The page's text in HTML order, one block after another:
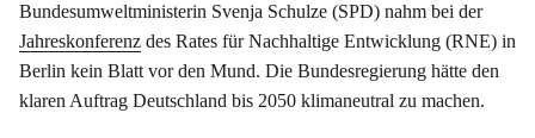
Bundesumweltministerin Svenja Schulze (SPD) nahm bei der
Jahreskonferenz des Rates für Nachhaltige Entwicklung (RNE) in
Berlin kein Blatt vor den Mund. Die Bundesregierung hätte den
klaren Auftrag Deutschland bis 2050 klimaneutral zu machen.